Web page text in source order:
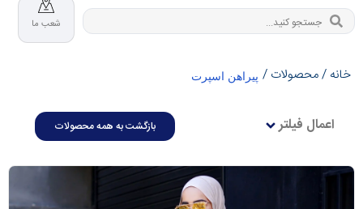
شعب ما
خانه /محصولات / پیراهن اسپرت
بازگشت به همه محصولات اعمال فیلتر